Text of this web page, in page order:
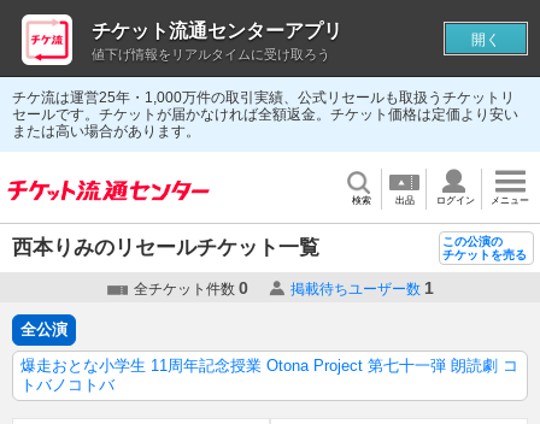
チケ流は運営25年・1,000万件の取引実績、公式リセールも取扱うチケットリ
セールです。チケットが届かなければ全額返金。チケット価格は定価より安い
または高い場合があります。
検索 出品 ログイン メニュー
西本りみのリセールチケット一覧
この公演の
チケットを売る
全チケット件数 0 掲載待ちユーザー数 1
全公演
爆走おとな小学生 11周年記念授業 Otona Project 第七十一弾 朗読劇 コ
トバノコトバ
チケット流通センターアプリ
値下げ情報をリアルタイムに受け取ろう
開く